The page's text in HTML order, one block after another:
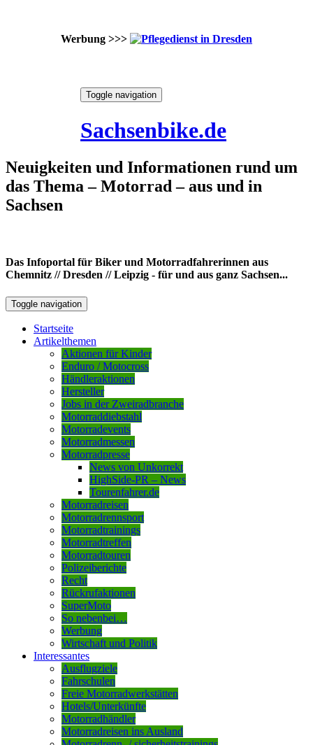
Werbung >>>
Toggle navigation
Sachsenbike.de
Neuigkeiten und Informationen rund um
das Thema – Motorrad – aus und in
Sachsen
Das Infoportal für Biker und Motorradfahrerinnen aus
Chemnitz // Dresden // Leipzig - für und aus ganz Sachsen...
Toggle navigation
Startseite
Artikelthemen
Aktionen für Kinder
Enduro / Motocross
Händleraktionen
Hersteller
Jobs in der Zweiradbranche
Motorraddiebstahl
Motorradevents
Motorradmessen
Motorradpresse
News von Unkorrekt
HighSide-PR – News
Tourenfahrer.de
Motorradreisen
Motorradrennsport
Motorradtrainings
Motorradtreffen
Motorradtouren
Polizeiberichte
Recht
Rückrufaktionen
SuperMoto
So nebenbei…
Werbung
Wirtschaft und Politik
Interessantes
Ausflugziele
Fahrschulen
Freie Motorradwerkstätten
Hotels/Unterkünfte
Motorradhändler
Motorradreisen ins Ausland